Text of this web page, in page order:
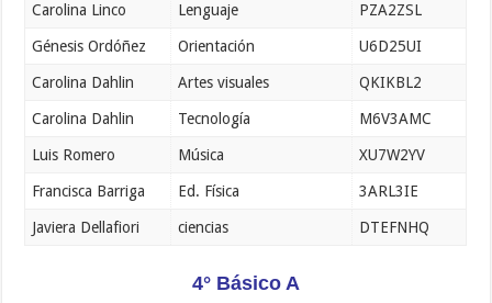
Carolina Linco Lenguaje PZA2ZSL
Génesis Ordóñez Orientación U6D25UI
Carolina Dahlin Artes visuales QKIKBL2
Carolina Dahlin Tecnología M6V3AMC
Luis Romero Música XU7W2YV
Francisca Barriga Ed. Física 3ARL3IE
Javiera Dellafiori ciencias DTEFNHQ
4° Básico A